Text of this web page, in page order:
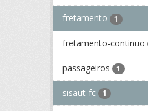
fretamento 1
fretamento-continuo
passageiros 1
sisaut-fc 1